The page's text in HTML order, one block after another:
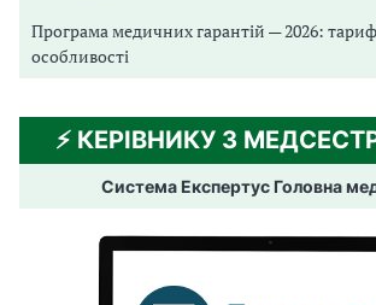
Програма медичних гарантій — 2026:
особливості
⚡️ КЕРІВНИКУ З
Система Експертус Головна